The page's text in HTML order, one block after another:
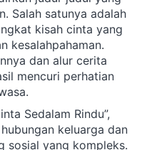
Salah satunya adalah
kisah cinta yang
kesalahpahaman.
dan alur cerita
mencuri perhatian
Sedalam Rindu”,
keluarga dan
sosial yang kompleks.